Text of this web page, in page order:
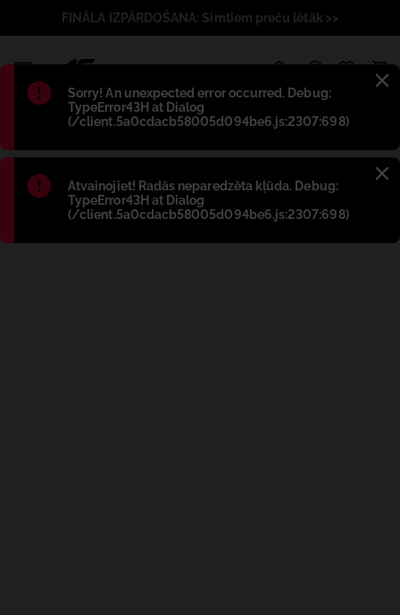
Błąd:
Sorry! An unexpected error occurred. Debug:
TypeError43H at Dialog
(/client.5a0cdacb58005d094be6.js:2307:698)
Błąd:
Atvainojiet! Radās neparedzēta kļūda. Debug:
TypeError43H at Dialog
(/client.5a0cdacb58005d094be6.js:2307:698)
FINĀLA IZPĀRDOŠANA: Simtiem preču lētāk >>